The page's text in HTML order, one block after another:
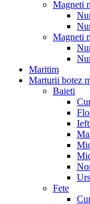
Magneti
Magneti
Maritim
Marturii botez
Baieti
Urs
Fete